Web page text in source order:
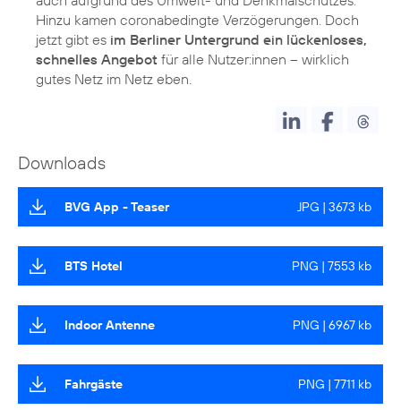
Hinzu kamen coronabedingte Verzögerungen. Doch
jetzt gibt es im Berliner Untergrund ein lückenloses,
schnelles Angebot für alle Nutzer:innen – wirklich
gutes Netz im Netz eben.
Downloads
BVG App - Teaser JPG | 3673 kb
BTS Hotel PNG | 7553 kb
Indoor Antenne PNG | 6967 kb
Fahrgäste PNG | 7711 kb